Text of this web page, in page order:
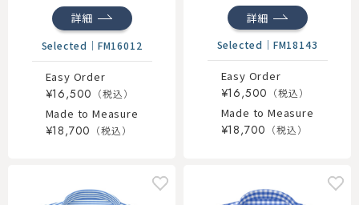
詳細
Selected ｜ FM16012
Easy Order
¥16,500
Made to Measure
¥18,700
詳細
Selected FM18143
Easy Order
¥16,500
Made to Measure
¥18,700